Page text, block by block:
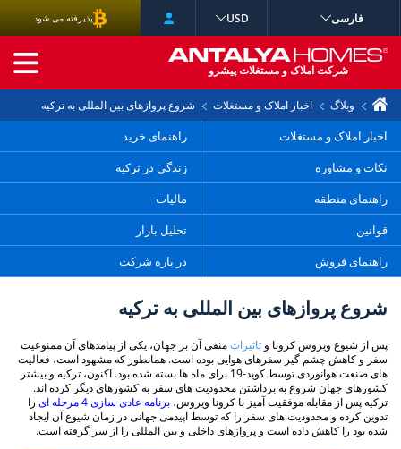
وبلاگ اخبار املاک و مستغلات شروع پروازهای بین المللی به ترکیه
اخبار املاک و مستغلات
راهنمای خرید
نکات و مشاوره
زندگی در ترکیه
راهنمای منطقه
مالیات
قوانین
تحلیل بازار
راهنمای فروش
در باره شرکت
شروع پروازهای بین المللی به ترکیه
پس از شیوع ویروس کرونا و تاثیراتمنفی آن بر جهان، یکی از پیامدهای آن ممنوعیت
سفر و کاهش چشم گیر سفرهای هوایی بوده است. همانطور که مشهود است، فعالیت
های صنعت هوانوردی توسط کوید-19 برای ماه ها بسته شده بود. اکنون، ترکیه و بیشتر
کشورهای جهان شروع به برداشتن محدودیت های سفر به کشورهای دیگر کرده اند.
ترکیه پس از مقابله موفقیت آمیز با کرونا ویروس، برنامه عادی سازی 4 مرحله ای
را
تدوین کرده و محدودیت های سفر را که توسط اپیدمی جهانی در زمان شیوع آن ایجاد
شده بود را کاهش داده است و پروازهای داخلی و بین المللی را از سر گرفته است.
فارسی USD پذیرفته می شود
شرکت املاک و مستغلات پیشرو
جستجوی پیشرفته